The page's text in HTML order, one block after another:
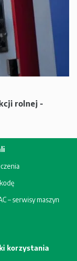
rolnej -
– serwisy maszyn
korzystania